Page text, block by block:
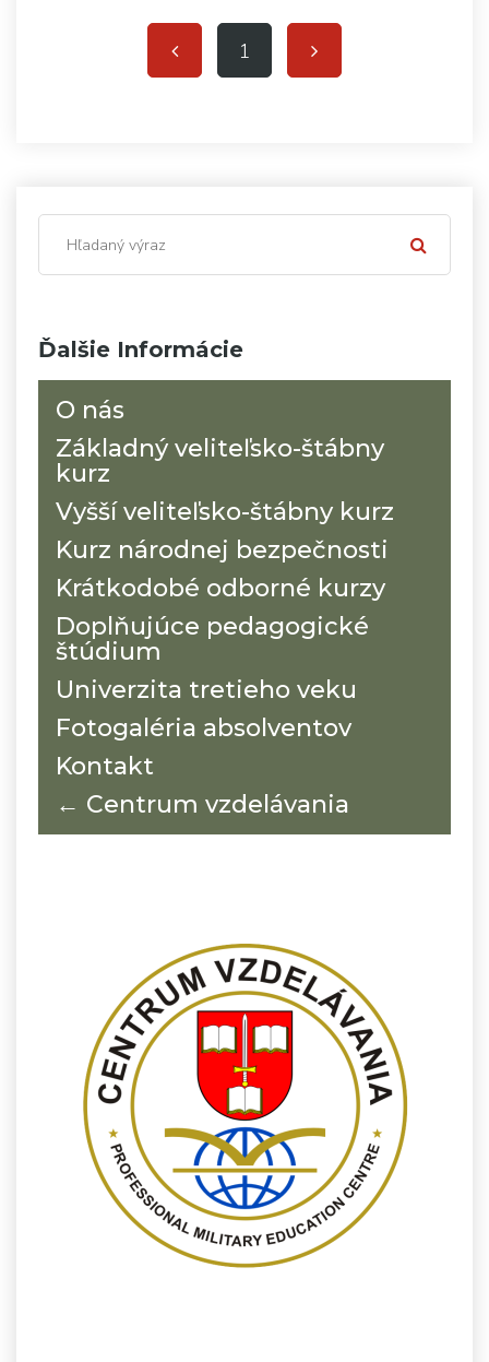
Ďalšie Informácie
O nás
Základný veliteľsko-štábny
kurz
Vyšší veliteľsko-štábny kurz
Kurz národnej bezpečnosti
Krátkodobé odborné kurzy
Doplňujúce pedagogické
štúdium
Univerzita tretieho veku
Fotogaléria absolventov
Kontakt
← Centrum vzdelávania
1